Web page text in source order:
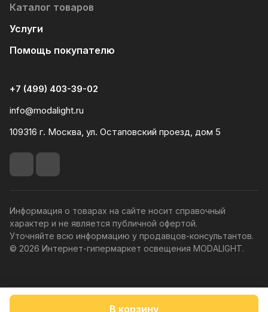
В корзину
Каталог товаров
Услуги
Помощь покупателю
+7 (499) 403-39-02
info@modalight.ru
109316 г. Москва, ул. Остаповский проезд, дом 5
Информация о товарах на сайте носит справочный
характер и не является публичной офертой.
Уточняйте всю информацию у продавцов-консультантов.
© 2026 Интернет-гипермаркет освещения MODALIGHT.